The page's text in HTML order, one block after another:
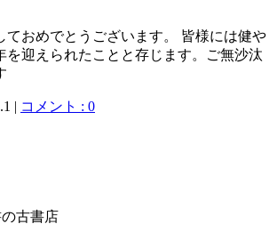
ておめでとうございます。 皆様には健や
を迎えられたことと存じます。ご無沙汰
| コメント : 0
古書店